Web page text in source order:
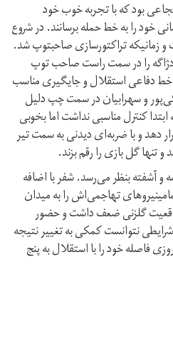
بود که با تجربه خوب خود
خود را به خط حمله برسانند. در شروع
و زمانیکه تراکتورسازی صاحبتوپ شد.
را در سمت راست صاحب توپ
دفاعی استقلال و جایگیری مناسب
و سهرابیان در سمت چپ دلیل
کنترل مناسبی نداشت اما بخوبی
دهد و‌ با ضربه‌ای دیدنی به سمت تیر
گل بازی را رقم بزند.
و آشفته بنظر می‌رسد. شفر با اضافه
تهاجمی‌اش را به میدان
موقعیت گلزنی ضعف داشت و حضور
نتوانست کمکی به تغییر نتیجه
فاصله‌ خود را با استقلال به پنج